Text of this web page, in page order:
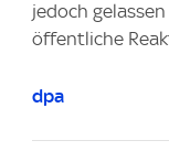
jedoch
öffentliche
dpa